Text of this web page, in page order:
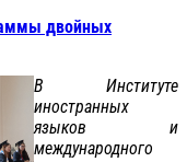
двойных
В Институте
иностранных
языков и
международного